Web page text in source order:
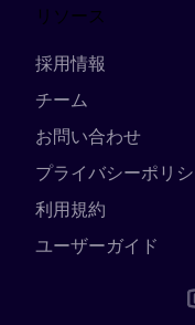
リソース
採用情報
チーム
お問い合わせ
プライバシーポリ
利用規約
ユーザーガイド